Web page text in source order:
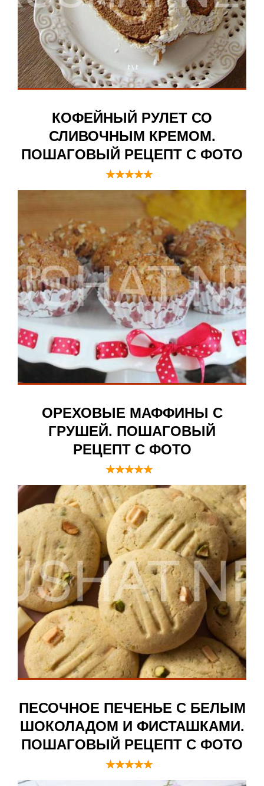
КОФЕЙНЫЙ РУЛЕТ СО
СЛИВОЧНЫМ КРЕМОМ.
ПОШАГОВЫЙ РЕЦЕПТ С ФОТО
ОРЕХОВЫЕ МАФФИНЫ С
ГРУШЕЙ. ПОШАГОВЫЙ
РЕЦЕПТ С ФОТО
ПЕСОЧНОЕ ПЕЧЕНЬЕ С БЕЛЫМ
ШОКОЛАДОМ И ФИСТАШКАМИ.
ПОШАГОВЫЙ РЕЦЕПТ С ФОТО